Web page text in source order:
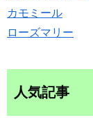
カモミール
ローズマリー
人気記事